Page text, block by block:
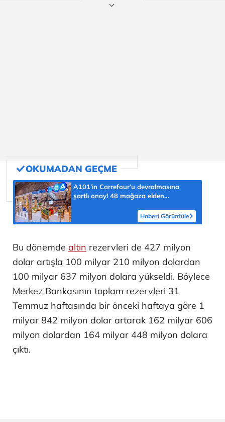
A101’in Carrefour’u devralmasına
şartlı onay! 48 mağaza elden
Haberi Görüntüle
Bu dönemde altın rezervleri de 427 milyon
dolar artışla 100 milyar 210 milyon dolardan
100 milyar 637 milyon dolara yükseldi. Böylece
Merkez Bankasının toplam rezervleri 31
Temmuz haftasında bir önceki haftaya göre 1
milyar 842 milyon dolar artarak 162 milyar 606
milyon dolardan 164 milyar 448 milyon dolara
çıktı.